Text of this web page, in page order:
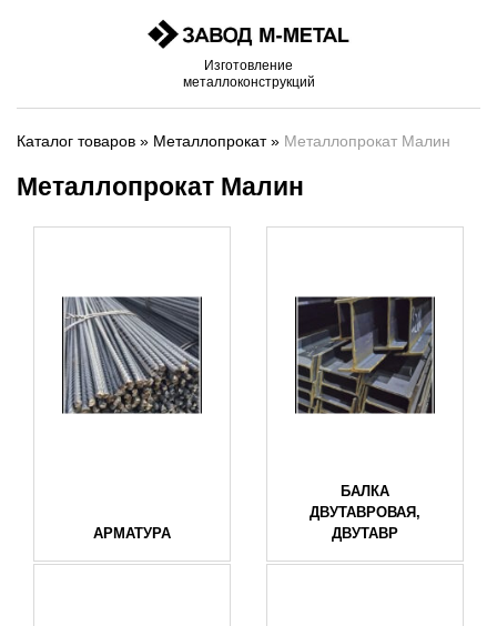
Изготовление
металлоконструкций
Каталог товаров » Металлопрокат» Металлопрокат Малин
Металлопрокат Малин
АРМАТУРА
БАЛКА
ДВУТАВРОВАЯ,
ДВУТАВР